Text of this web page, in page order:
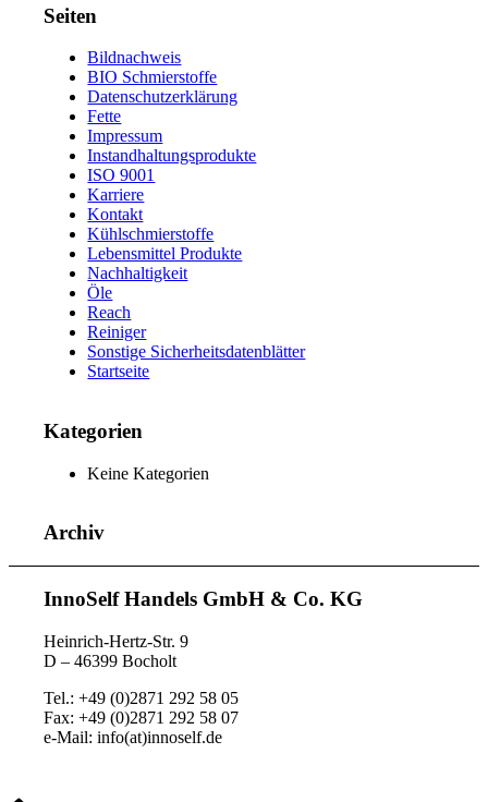
Seiten
Bildnachweis
BIO Schmierstoffe
Datenschutzerklärung
Fette
Impressum
Instandhaltungsprodukte
ISO 9001
Karriere
Kontakt
Kühlschmierstoffe
Lebensmittel Produkte
Nachhaltigkeit
Öle
Reach
Reiniger
Sonstige Sicherheitsdatenblätter
Startseite
Kategorien
Keine Kategorien
Archiv
InnoSelf Handels GmbH & Co. KG
Heinrich-Hertz-Str. 9
D – 46399 Bocholt
Tel.: +49 (0)2871 292 58 05
Fax: +49 (0)2871 292 58 07
e-Mail: info(at)innoself.de